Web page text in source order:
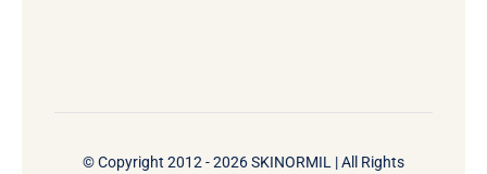
© Copyright 2012 - 2026 SKINORMIL | All Rights